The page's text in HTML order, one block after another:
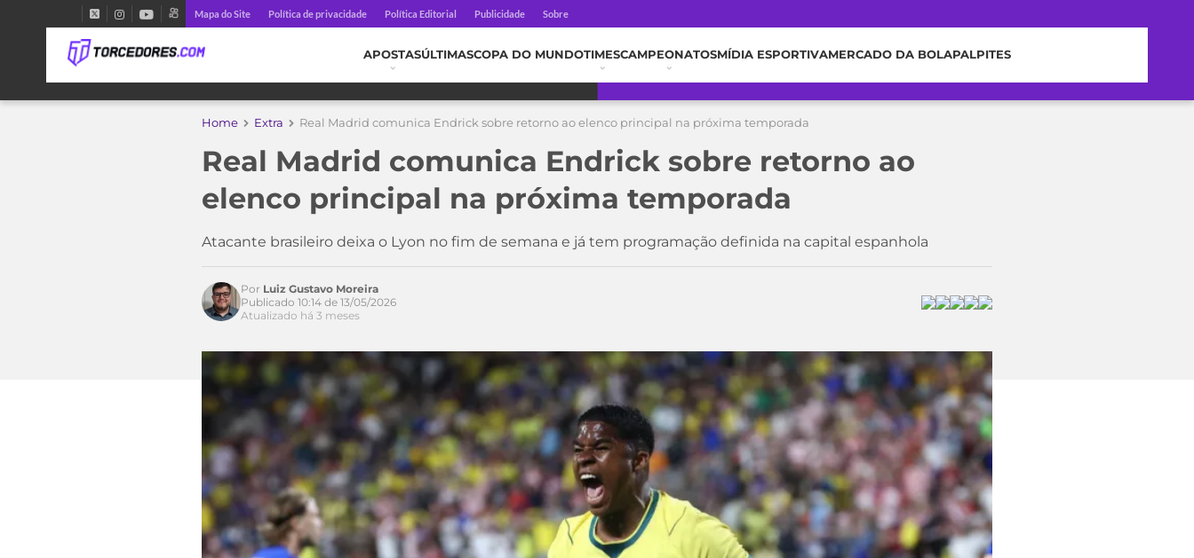
Mapa do Site Política de privacidade Política Editorial Publicidade Sobre
APOSTASÚLTIMASCOPA DO MUNDOTIMESCAMPEONATOSMÍDIA ESPORTIVAMERCADO DA BOLAPALPITES
Home Extra Real Madrid comunica Endrick sobre retorno ao elenco principal na próxima temporada
Real Madrid comunica Endrick sobre retorno ao
elenco principal na próxima temporada
Atacante brasileiro deixa o Lyon no fim de semana e já tem programação definida na capital espanhola
Por Luiz Gustavo Moreira
Publicado 10:14 de 13/05/2026
Atualizado há 3 meses